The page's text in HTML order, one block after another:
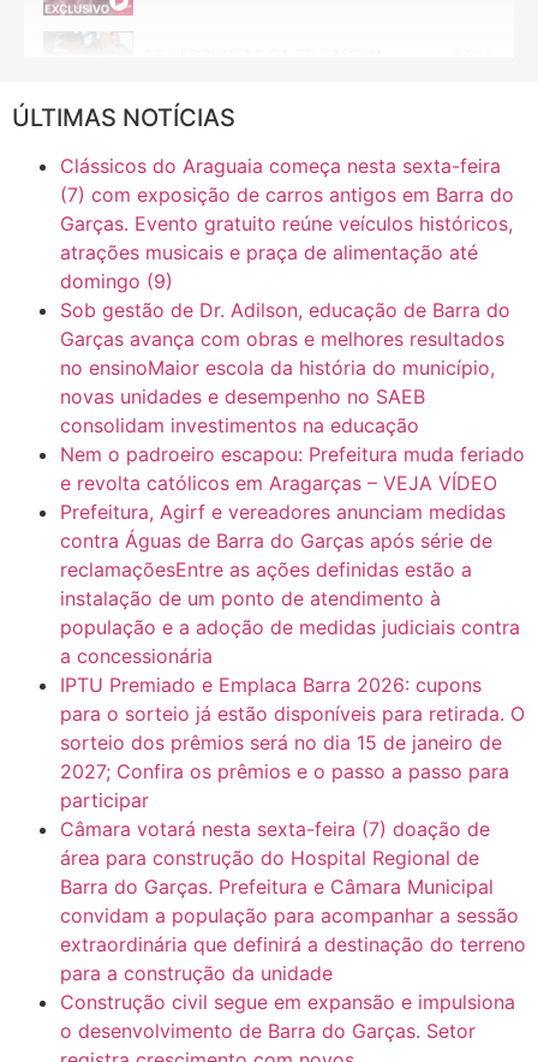
CASO SAIURY - SEM CORTES
Mini Ginásio de Aragarças- Só a bo$ta 6:31
ARAGARÇAS: Uma das obras que não tem prioridade 7:10
ÚLTIMAS NOTÍCIAS
Clássicos do Araguaia começa nesta sexta-feira
(7) com exposição de carros antigos em Barra do
Garças. Evento gratuito reúne veículos históricos,
atrações musicais e praça de alimentação até
domingo (9)
Sob gestão de Dr. Adilson, educação de Barra do
Garças avança com obras e melhores resultados
no ensinoMaior escola da história do município,
novas unidades e desempenho no SAEB
consolidam investimentos na educação
Nem o padroeiro escapou: Prefeitura muda feriado
e revolta católicos em Aragarças – VEJA VÍDEO
Prefeitura, Agirf e vereadores anunciam medidas
contra Águas de Barra do Garças após série de
reclamaçõesEntre as ações definidas estão a
instalação de um ponto de atendimento à
população e a adoção de medidas judiciais contra
a concessionária
IPTU Premiado e Emplaca Barra 2026: cupons
para o sorteio já estão disponíveis para retirada. O
sorteio dos prêmios será no dia 15 de janeiro de
2027; Confira os prêmios e o passo a passo para
participar
Câmara votará nesta sexta-feira (7) doação de
área para construção do Hospital Regional de
Barra do Garças. Prefeitura e Câmara Municipal
convidam a população para acompanhar a sessão
extraordinária que definirá a destinação do terreno
para a construção da unidade
Construção civil segue em expansão e impulsiona
o desenvolvimento de Barra do Garças. Setor